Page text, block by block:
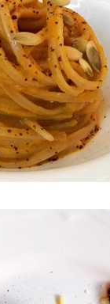
Pasta
Ricette
Vini